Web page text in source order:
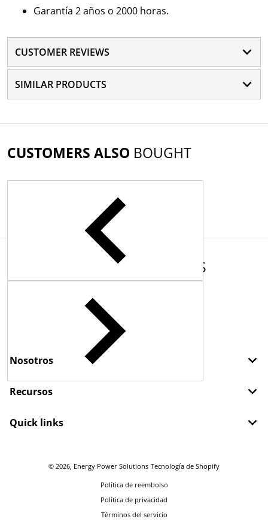
Garantía 2 años o 2000 horas.
CUSTOMER REVIEWS
SIMILAR PRODUCTS
CUSTOMERS ALSO BOUGHT
COMPLEMENTARY PRODUCTS
Nosotros
Recursos
Quick links
© 2026, Energy Power Solutions Tecnología de Shopify
Política de reembolso
Política de privacidad
Términos del servicio